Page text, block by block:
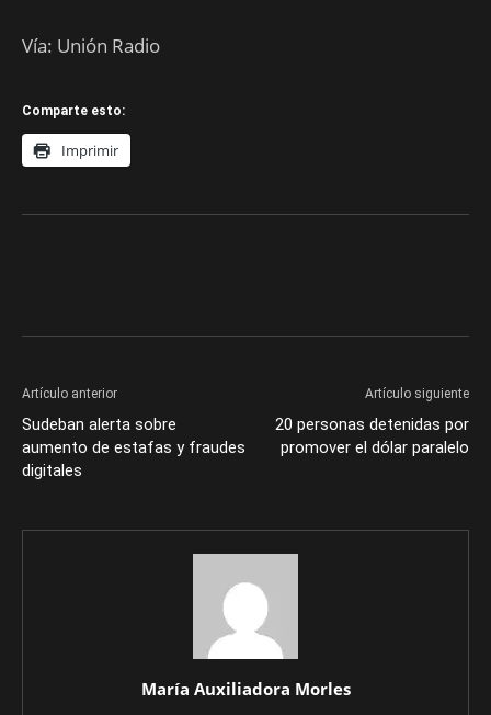
Vía: Unión Radio
Comparte esto:
Imprimir
Artículo anterior
Sudeban alerta sobre
aumento de estafas y fraudes
digitales
Artículo siguiente
20 personas detenidas por
promover el dólar paralelo
María Auxiliadora Morles